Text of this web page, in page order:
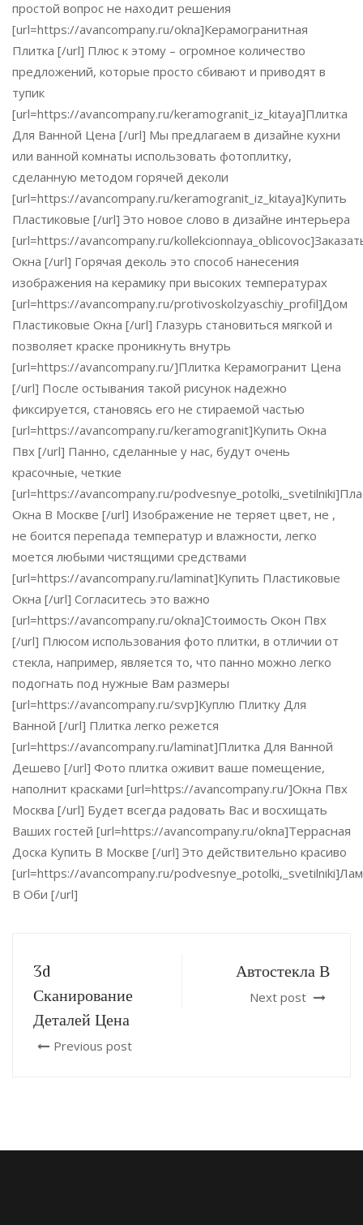
простой вопрос не находит решения
[url=https://avancompany.ru/okna]Керамогранитная
Плитка [/url] Плюс к этому – огромное количество
предложений, которые просто сбивают и приводят в
тупик
[url=https://avancompany.ru/keramogranit_iz_kitaya]Плитка
Для Ванной Цена [/url] Мы предлагаем в дизайне кухни
или ванной комнаты использовать фотоплитку,
сделанную методом горячей деколи
[url=https://avancompany.ru/keramogranit_iz_kitaya]Купить
Пластиковые [/url] Это новое слово в дизайне интерьера
[url=https://avancompany.ru/
Окна [/url] Горячая деколь это способ нанесения
изображения на керамику при высоких температурах
[url=https://avancompany.ru/protivoskolzyaschiy_profil]Дом
Пластиковые Окна [/url] Глазурь становиться мягкой и
позволяет краске проникнуть внутрь
[url=https://avancompany.ru/]Плитка Керамогранит Цена
[/url] После остывания такой рисунок надежно
фиксируется, становясь его не стираемой частью
[url=https://avancompany.ru/keramogranit]Купить Окна
Пвх [/url] Панно, сделанные у нас, будут очень
красочные, четкие
[url=https://avancompany.ru/
Окна В Москве [/url] Изображение не теряет цвет, не ,
не боится перепада температур и влажности, легко
моется любыми чистящими средствами
[url=https://avancompany.ru/laminat]Купить Пластиковые
Окна [/url] Согласитесь это важно
[url=https://avancompany.ru/okna]Стоимость Окон Пвх
[/url] Плюсом использования фото плитки, в отличии от
стекла, например, является то, что панно можно легко
подогнать под нужные Вам размеры
[url=https://avancompany.ru/svp]Куплю Плитку Для
Ванной [/url] Плитка легко режется
[url=https://avancompany.ru/laminat]Плитка Для Ванной
Дешево [/url] Фото плитка оживит ваше помещение,
наполнит красками [url=https://avancompany.ru/]Окна Пвх
Москва [/url] Будет всегда радовать Вас и восхищать
Ваших гостей [url=https://avancompany.ru/okna]Террасная
Доска Купить В Москве [/url] Это действительно красиво
[url=https://avancompany.ru/
В Оби [/url]
3d
Сканирование
Деталей Цена
Previous post
Автостекла В
Next post